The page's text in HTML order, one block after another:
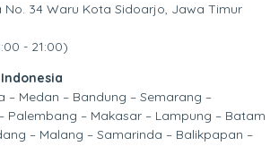
No. 34 Waru Kota Sidoarjo, Jawa Timur
- 21:00)
– Medan – Bandung – Semarang –
Palembang – Makasar – Lampung – Batam
– Malang – Samarinda – Balikpapan –